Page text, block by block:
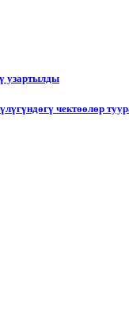
узартылды
чектөөлөр